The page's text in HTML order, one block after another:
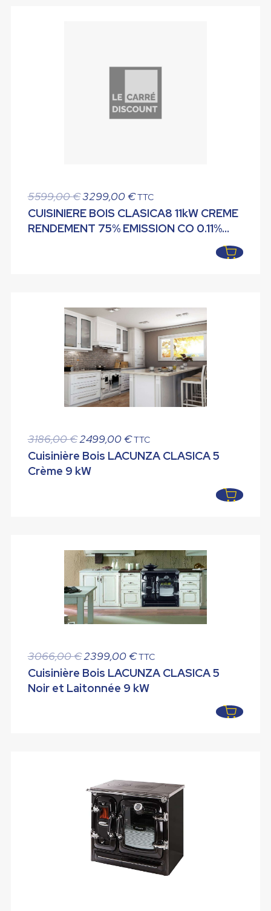
5599,00€ Le
prix
initial
3299,00€Le
prix
actuel
TTC
CUISINIERE BOIS CLASICA8 11kW CREME
RENDEMENT 75% EMISSION CO 0.11%
3186,00€ Le
prix
initial
2499,00€Le
prix
TTC
Cuisinière Bois LACUNZA CLASICA 5
Crème 9 kW
3066,00€ Le
prix
initial
2399,00€Le
prix
actuel
TTC
Cuisinière Bois LACUNZA CLASICA 5
Noir et Laitonnée 9 kW